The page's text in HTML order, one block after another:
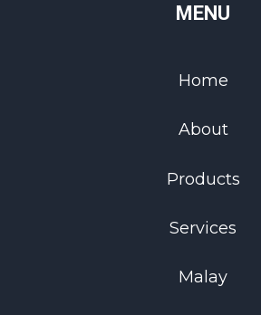
MENU
Home
About
Products
Services
Malay